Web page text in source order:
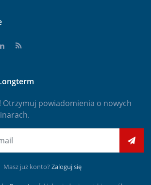
Otrzymuj powiadomienia o nowych
Masz już konto? Zaloguj się